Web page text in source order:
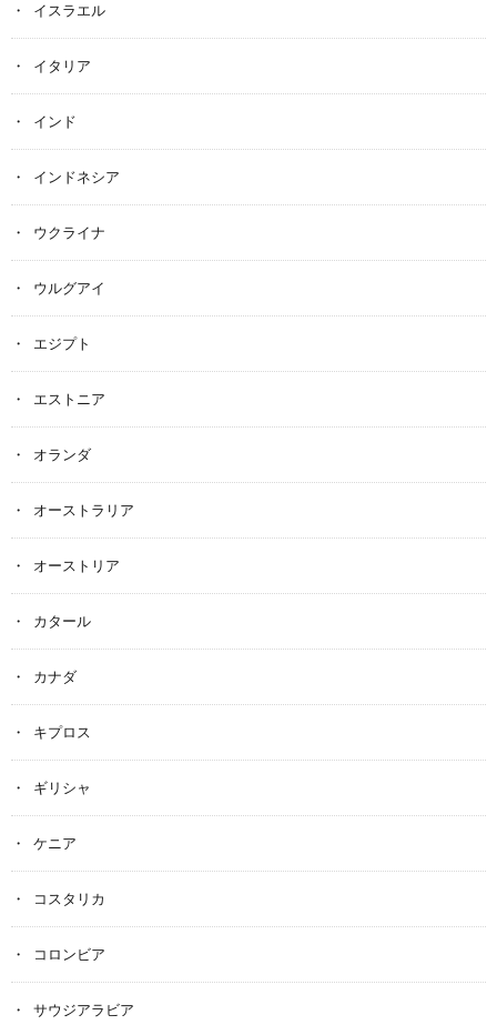
イスラエル
イタリア
インド
インドネシア
ウクライナ
ウルグアイ
エジプト
エストニア
オランダ
オーストラリア
オーストリア
カタール
カナダ
キプロス
ギリシャ
ケニア
コスタリカ
コロンビア
サウジアラビア